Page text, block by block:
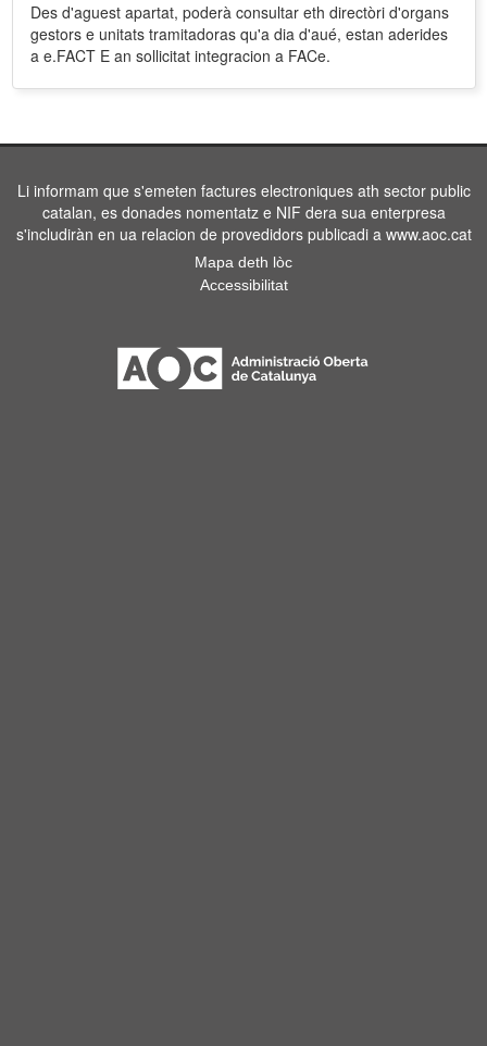
Des d'aguest apartat, poderà consultar eth directòri d'organs
gestors e unitats tramitadoras qu'a dia d'aué, estan aderides
a e.FACT E an sollicitat integracion a FACe.
Li informam que s'emeten factures electroniques ath sector public
catalan, es donades nomentatz e NIF dera sua enterpresa
s'includiràn en ua relacion de provedidors publicadi a www.aoc.cat
Mapa deth lòc
Accessibilitat